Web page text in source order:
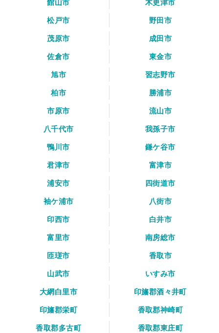
館山市
木更津市
松戸市
野田市
茂原市
成田市
佐倉市
東金市
旭市
習志野市
柏市
勝浦市
市原市
流山市
八千代市
我孫子市
鴨川市
鎌ケ谷市
君津市
富津市
浦安市
四街道市
袖ケ浦市
八街市
印西市
白井市
富里市
南房総市
匝瑳市
香取市
山武市
いすみ市
大網白里市
印旛郡酒々井町
印旛郡栄町
香取郡神崎町
香取郡多古町
香取郡東庄町